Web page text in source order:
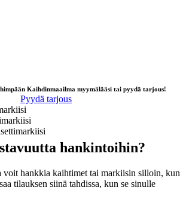
Kaihdinmaailma myymälääsi tai pyydä tarjous!
Pyydä tarjous
hankintoihin?
voit hankkia kaihtimet tai markiisin silloin, kun
tilauksen siinä tahdissa, kun se sinulle